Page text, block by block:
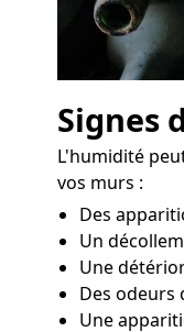
Signes
L'humidité
vos murs :
Des
Un
Une
Des odeurs
Une